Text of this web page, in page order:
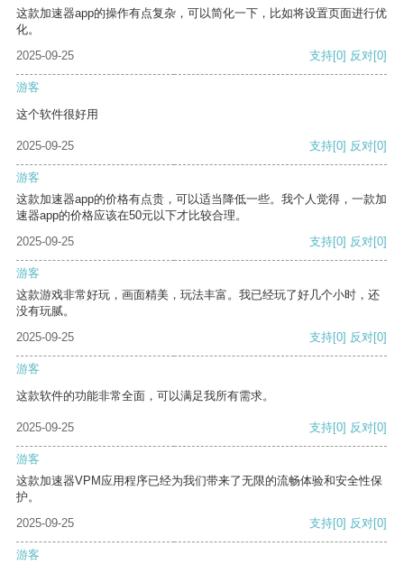
这款加速器app的操作有点复杂，可以简化一下，比如将设置页面进行优
化。
2025-09-25
支持[0] 反对[0]
游客
这个软件很好用
2025-09-25 支持[0] 反对[0]
游客
这款加速器app的价格有点贵，可以适当降低一些。我个人觉得，一款加
速器app的价格应该在50元以下才比较合理。
2025-09-25
支持[0] 反对[0]
游客
这款游戏非常好玩，画面精美，玩法丰富。我已经玩了好几个小时，还
没有玩腻。
2025-09-25
支持[0] 反对[0]
游客
这款软件的功能非常全面，可以满足我所有需求。
2025-09-25 支持[0] 反对[0]
游客
这款加速器VPM应用程序已经为我们带来了无限的流畅体验和安全性保
护。
2025-09-25
支持[0] 反对[0]
游客